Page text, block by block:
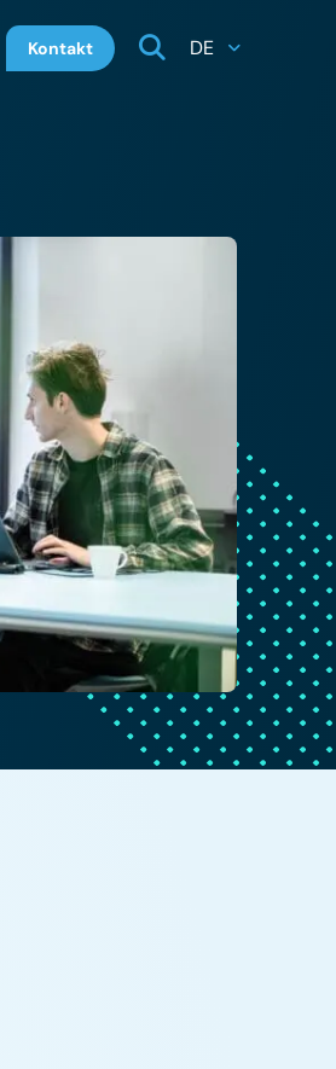
Kontakt DE